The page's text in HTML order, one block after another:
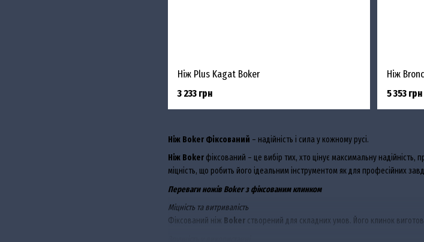
Ніж Boker Фіксований – надійність і сила у кожному русі.
Ніж Boker фіксований – це вибір тих, хто цінує максимальну надійність,
міцність, що робить його ідеальним інструментом як для професійних
Переваги ножів Boker з фіксованим клинком
Міцність та витривалість
Фіксований ніж Boker створений для складних умов. Його клинок
Ніж Plus Kagat Boker
3 233 грн
Ніж
5 353 грн